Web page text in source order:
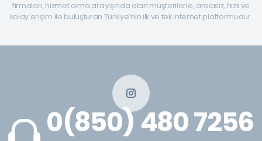
firmaları, hizmet alma arayışında olan müşterilerle, aracısız, hızlı ve
kolay erişim ile buluşturan Türkiye’nin ilk ve tek internet platformudur.
0(850) 480 7256